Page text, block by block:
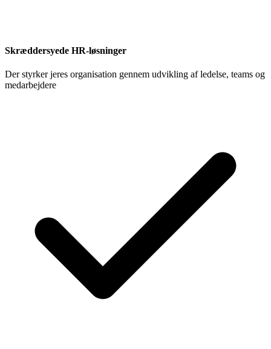
Skræddersyede HR-løsninger
Der styrker jeres organisation gennem udvikling af ledelse, teams og
medarbejdere